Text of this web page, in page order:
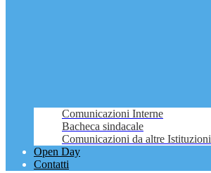
Comunicazioni Interne
Bacheca sindacale
Comunicazioni da altre Istituzioni
Open Day
Contatti